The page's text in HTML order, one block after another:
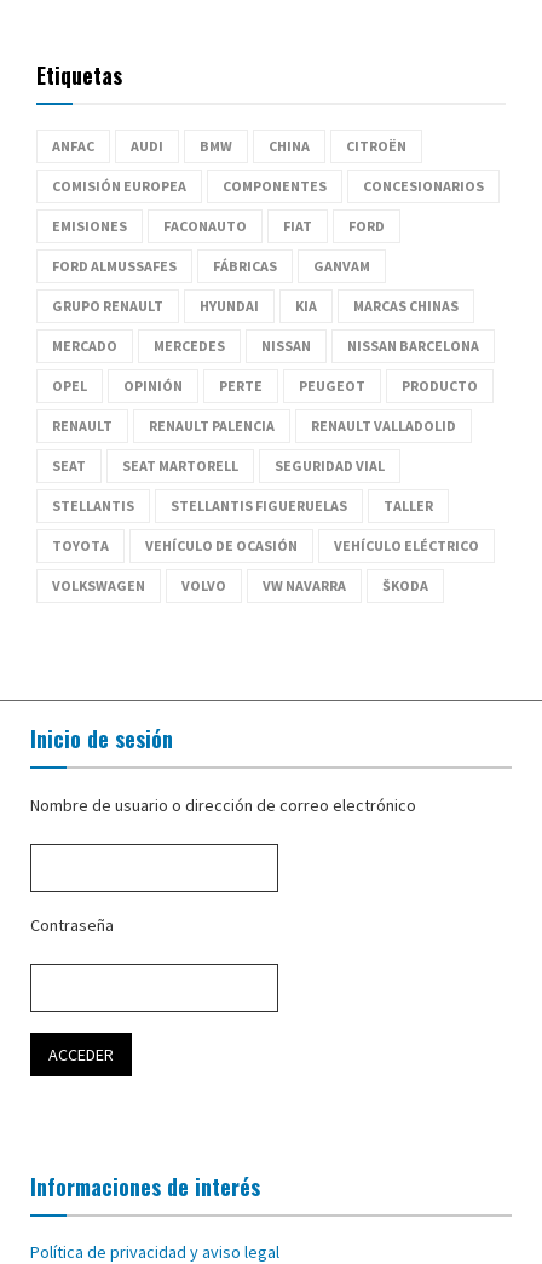
Etiquetas
ANFAC AUDI BMW CHINA CITROËN
COMISIÓN EUROPEA COMPONENTES CONCESIONARIOS
EMISIONES FACONAUTO FIAT FORD
FORD ALMUSSAFES FÁBRICAS GANVAM
GRUPO RENAULT HYUNDAI KIA MARCAS CHINAS
MERCADO MERCEDES NISSAN NISSAN BARCELONA
OPEL OPINIÓN PERTE PEUGEOT PRODUCTO
RENAULT RENAULT PALENCIA RENAULT VALLADOLID
SEAT SEAT MARTORELL SEGURIDAD VIAL
STELLANTIS STELLANTIS FIGUERUELAS TALLER
TOYOTA VEHÍCULO DE OCASIÓN VEHÍCULO ELÉCTRICO
VOLKSWAGEN VOLVO VW NAVARRA ŠKODA
Inicio de sesión
Nombre de usuario o dirección de correo electrónico
Contraseña
Informaciones de interés
Política de privacidad y aviso legal